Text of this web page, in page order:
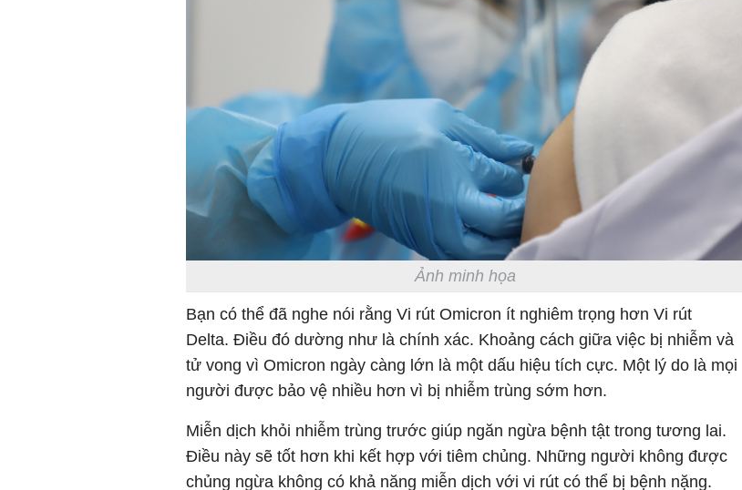
Ảnh minh họa
Bạn có thể đã nghe nói rằng Vi rút Omicron ít nghiêm trọng hơn Vi rút
Delta. Điều đó dường như là chính xác. Khoảng cách giữa việc bị nhiễm và
tử vong vì Omicron ngày càng lớn là một dấu hiệu tích cực. Một lý do là mọi
người được bảo vệ nhiều hơn vì bị nhiễm trùng sớm hơn.
Miễn dịch khỏi nhiễm trùng trước giúp ngăn ngừa bệnh tật trong tương lai.
Điều này sẽ tốt hơn khi kết hợp với tiêm chủng. Những người không được
chủng ngừa không có khả năng miễn dịch với vi rút có thể bị bệnh nặng.